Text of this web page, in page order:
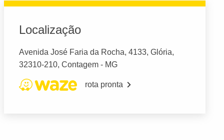
Localização
Avenida José Faria da Rocha, 4133, Glória,
32310-210, Contagem - MG
rota pronta